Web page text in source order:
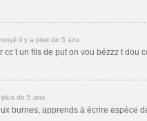
il y a plus de 5 ans
cc t un fils de put on vou bézzz t dou
plus de 5 ans
burnes, apprends à écrire espèce